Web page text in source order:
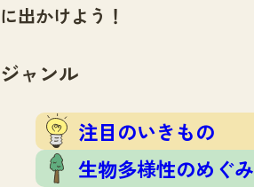
生物多様性のめぐみ
保全アクション
いきもの調査隊
調査レポート
調査結果
ふくおかいきものマップ
マッチング
マッチングTOP
掲載申し込みフォーム
お問合せ
に出かけよう！
ジャンル
注目のいきもの
生物多様性のめぐみ